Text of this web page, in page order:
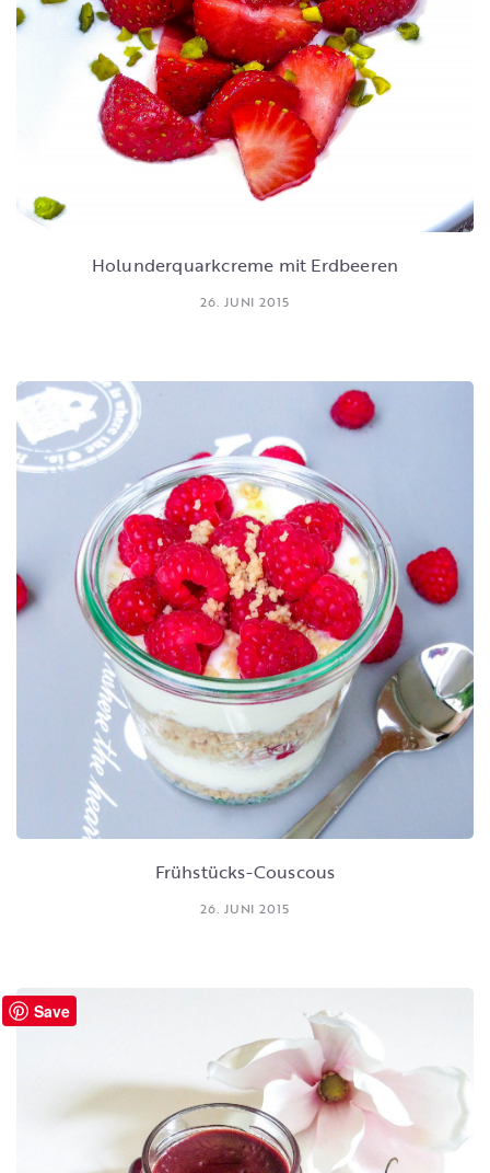
Holunderquarkcreme mit Erdbeeren
26. JUNI 2015
Frühstücks-Couscous
26. JUNI 2015
Save